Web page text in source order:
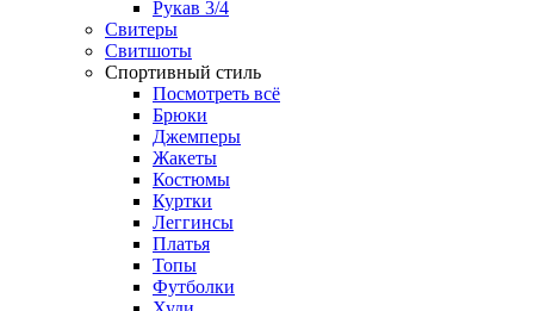
Рукав 3/4
Свитеры
Свитшоты
Спортивный стиль
Посмотреть всё
Брюки
Джемперы
Жакеты
Костюмы
Куртки
Леггинсы
Платья
Топы
Футболки